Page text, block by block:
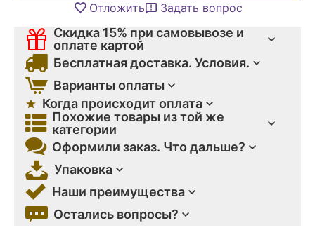
Отложить
Задать вопрос
Скидка 15% при самовывозе и
оплате картой
Бесплатная доставка. Условия.
Варианты оплаты
Когда происходит оплата
Похожие товары из той же
категории
Оформили заказ. Что дальше?
Упаковка
Наши преимущества
Остались вопросы?